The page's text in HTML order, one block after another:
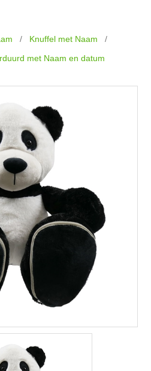
/ Knuffel met Naam
/
met Naam en datum